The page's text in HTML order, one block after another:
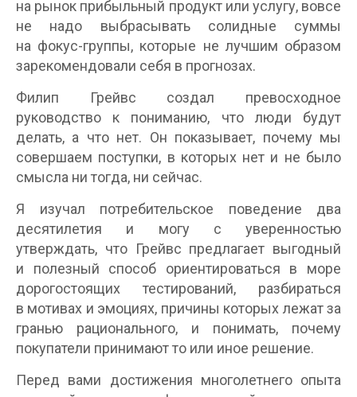
на рынок прибыльный продукт или услугу, вовсе
не надо выбрасывать солидные суммы
на фокус-группы, которые не лучшим образом
зарекомендовали себя в прогнозах.
Филип Грейвс создал превосходное
руководство к пониманию, что люди будут
делать, а что нет. Он показывает, почему мы
совершаем поступки, в которых нет и не было
смысла ни тогда, ни сейчас.
Я изучал потребительское поведение два
десятилетия и могу с уверенностью
утверждать, что Грейвс предлагает выгодный
и полезный способ ориентироваться в море
дорогостоящих тестирований, разбираться
в мотивах и эмоциях, причины которых лежат за
гранью рационального, и понимать, почему
покупатели принимают то или иное решение.
Перед вами достижения многолетнего опыта